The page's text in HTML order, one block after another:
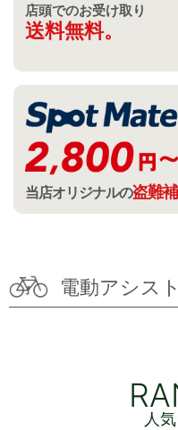
店頭でのお受け取り
送料無料。
当店オリジナルの盗難
電動アシス
人